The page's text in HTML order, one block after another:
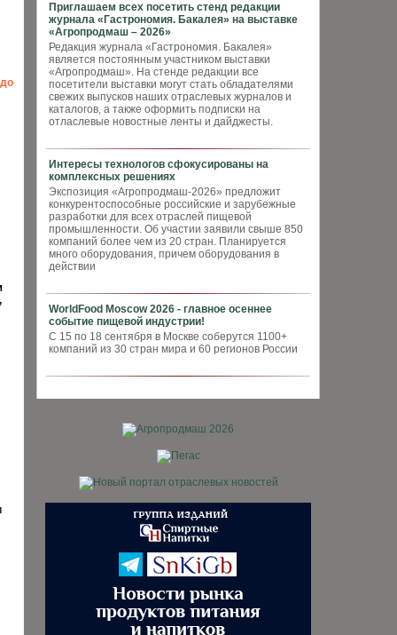
Приглашаем всех посетить стенд редакции
журнала «Гастрономия. Бакалея» на выставке
«Агропродмаш – 2026»
Редакция журнала «Гастрономия. Бакалея»
является постоянным участником выставки
«Агропродмаш». На стенде редакции все
посетители выставки могут стать обладателями
свежих выпусков наших отраслевых журналов и
каталогов, а также оформить подписки на
отласлевые новостные ленты и дайджесты.
Интересы технологов сфокусированы на
комплексных решениях
Экспозиция «Агропродмаш-2026» предложит
конкурентоспособные российские и зарубежные
разработки для всех отраслей пищевой
промышленности. Об участии заявили свыше 850
компаний более чем из 20 стран. Планируется
много оборудования, причем оборудования в
действии
WorldFood Moscow 2026 - главное осеннее
событие пищевой индустрии!
С 15 по 18 сентября в Москве соберутся 1100+
компаний из 30 стран мира и 60 регионов России